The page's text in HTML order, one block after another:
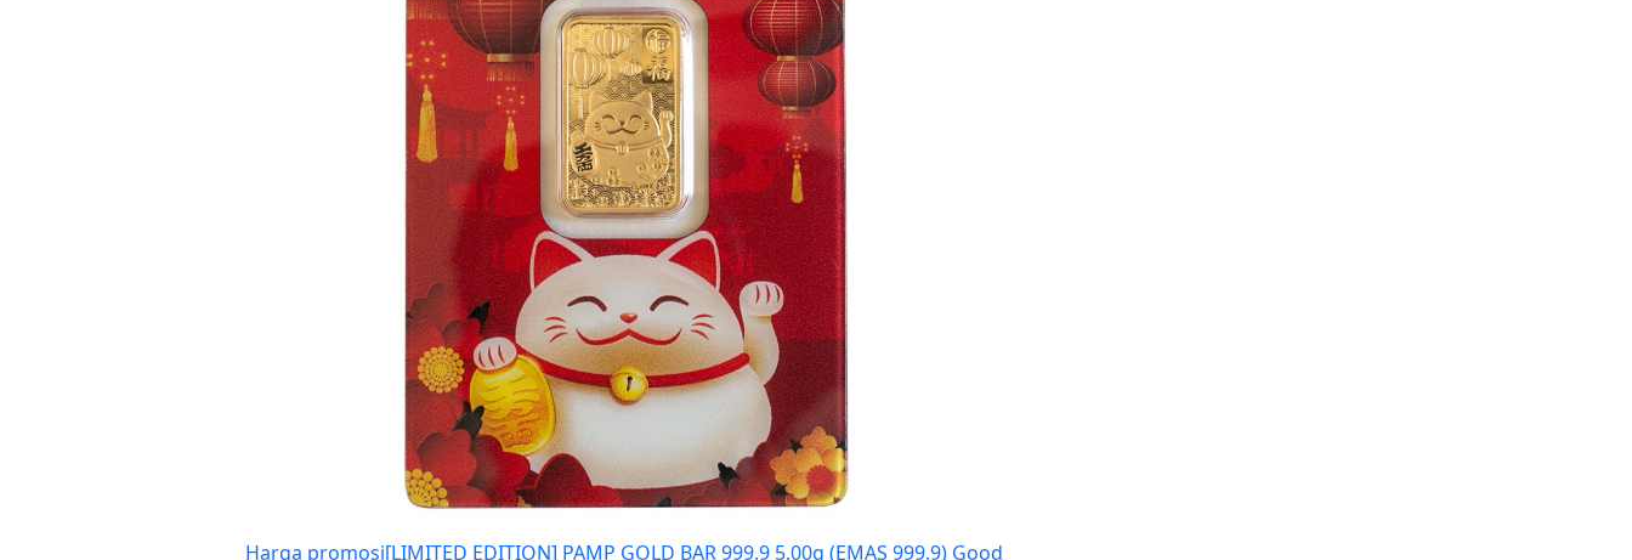
Harga promosi[LIMITED EDITION] PAMP GOLD BAR 999.9 5.00g (EMAS 999.9) Good